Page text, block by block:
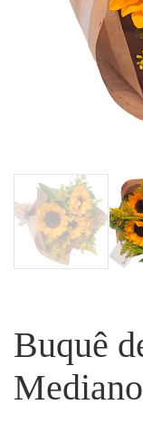
Buquê
Mediano